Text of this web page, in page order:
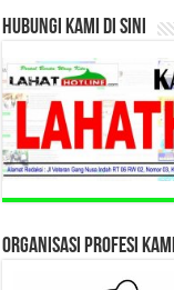
HUBUNGI KAMI DI SINI
ORGANISASI PROFESI KAMI